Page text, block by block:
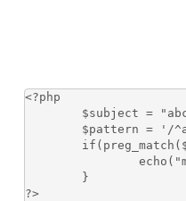
<?php
?>